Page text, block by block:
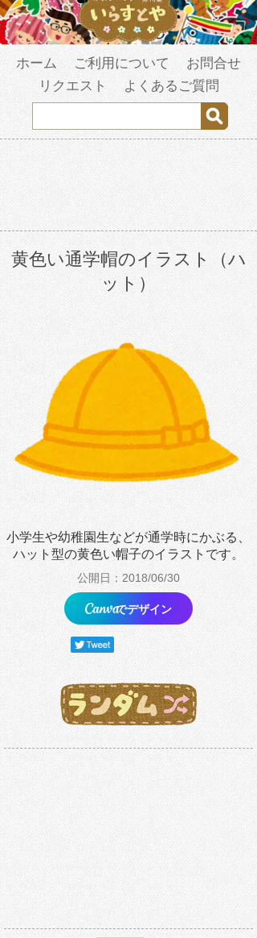
ホーム ご利用について
お問合せ
リクエスト
よくあるご質問
黄色い通学帽のイラスト（ハ
ット）
小学生や幼稚園生などが通学時にかぶる、
ハット型の黄色い帽子のイラストです。
公開日：2018/06/30
でデザイン